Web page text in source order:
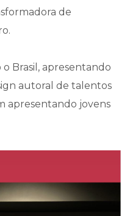
de
Brasil, apresentando
autoral de talentos
apresentando jovens